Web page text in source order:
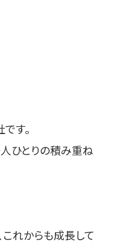
す。
ひとりの積み重ね
れからも成長して